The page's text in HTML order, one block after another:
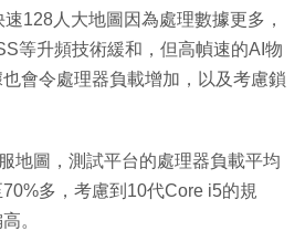
128人大地圖因為處理數據更多，
等升頻技術緩和，但高幀速的AI物
會令處理器負載增加，以及考慮鎖
地圖，測試平台的處理器負載平均
多，考慮到10代Core i5的規
。